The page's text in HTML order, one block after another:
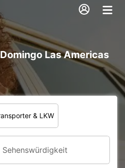
Las Americas
& LKW